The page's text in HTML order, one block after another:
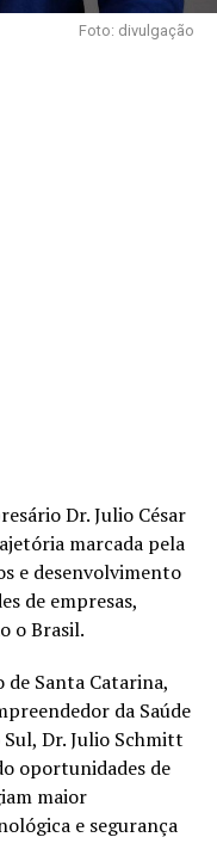
Foto: divulgação
Dr. Julio César
marcada pela
e desenvolvimento
de empresas,
o Brasil.
de Santa Catarina,
da Saúde
Dr. Julio Schmitt
oportunidades de
maior
e segurança